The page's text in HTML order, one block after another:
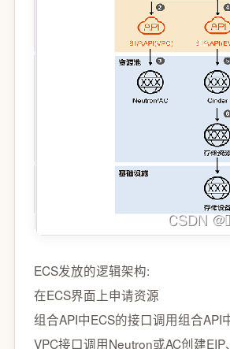
ECS发放的逻辑架构:
在ECS界面上申请资源
组合API中ECS的接口调用组合API
VPC接口调用Neutron或AC创建EIP